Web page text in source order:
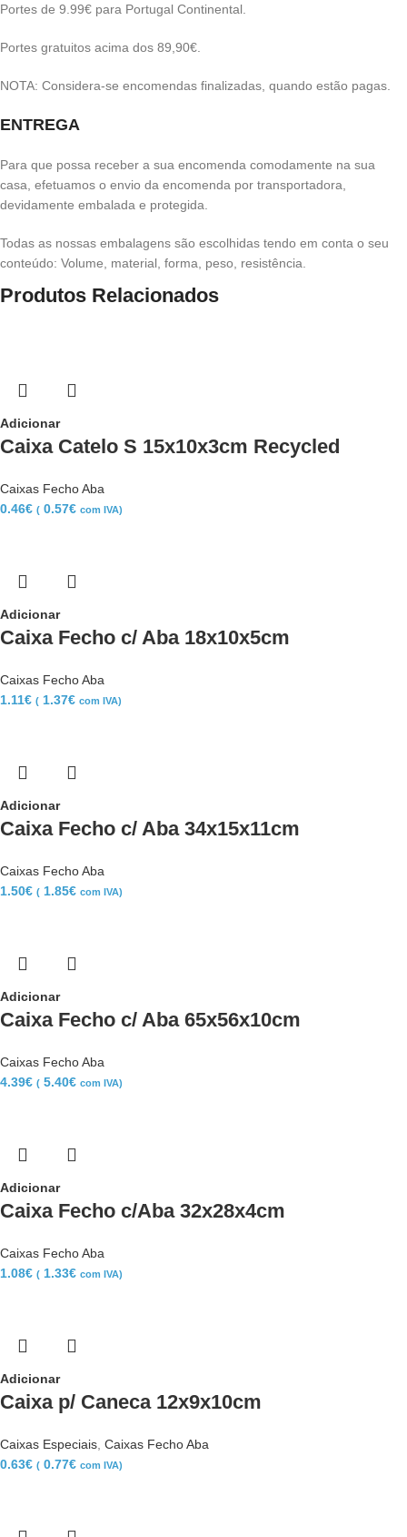
Portes de 9.99€ para Portugal Continental.
Portes gratuitos acima dos 89,90€.
NOTA: Considera-se encomendas finalizadas, quando estão pagas.
ENTREGA
Para que possa receber a sua encomenda comodamente na sua
casa, efetuamos o envio da encomenda por transportadora,
devidamente embalada e protegida.
Todas as nossas embalagens são escolhidas tendo em conta o seu
conteúdo: Volume, material, forma, peso, resistência.
Produtos Relacionados
Adicionar
Caixa Catelo S 15x10x3cm Recycled
Caixas Fecho Aba
0.46€ ( 0.57€ com IVA)
Adicionar
Caixa Fecho c/ Aba 18x10x5cm
Caixas Fecho Aba
1.11€ ( 1.37€ com IVA)
Adicionar
Caixa Fecho c/ Aba 34x15x11cm
Caixas Fecho Aba
1.50€ ( 1.85€ com IVA)
Adicionar
Caixa Fecho c/ Aba 65x56x10cm
Caixas Fecho Aba
4.39€ ( 5.40€ com IVA)
Adicionar
Caixa Fecho c/Aba 32x28x4cm
Caixas Fecho Aba
1.08€ ( 1.33€ com IVA)
Adicionar
Caixa p/ Caneca 12x9x10cm
Caixas Especiais Caixas Fecho Aba
0.63€ ( 0.77€ com IVA)